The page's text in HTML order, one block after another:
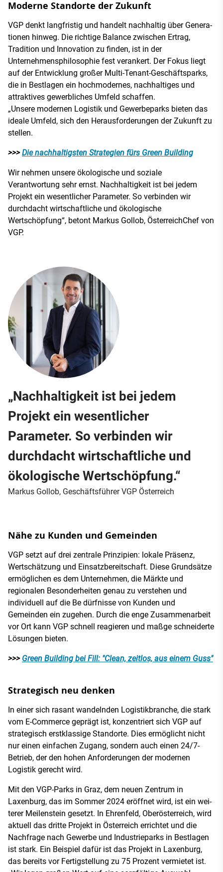
Moderne Standorte der Zukunft
VGP denkt langfristig und handelt nachhaltig über Genera­
tionen hinweg. Die richtige Balance zwischen Ertrag,
Tradition und Innovation zu finden, ist in der
Unternehmensphilosophie fest verankert. Der Fokus liegt
auf der Entwicklung großer Mul­ti­-Tenant­-Geschäftsparks,
die in Bestlagen ein hochmodernes, nachhaltiges und
attraktives gewerbliches Umfeld schaffen.
„Unsere modernen Logistik­ und Gewerbe­parks bieten das
ideale Umfeld, sich den Heraus­forderungen der Zukunft zu
stellen.
>>>Die nachhaltigsten Strategien fürs Green Building
Wir nehmen unsere ökologische und soziale
Verantwortung sehr ernst. Nachhaltigkeit ist bei jedem
Projekt ein wesentlicher Parameter. So verbinden wir
durchdacht wirtschaftliche und ökologische
Wertschöpfung“, betont Markus Gollob, Öster­reich­Chef von
VGP.
„Nachhaltigkeit ist bei jedem
Projekt ein wesentlicher
Parameter. So verbinden wir
durchdacht wirtschaftliche und
ökologische Wertschöpfung.“
Markus Gollob, Geschäftsführer VGP Österreich
Nähe zu Kunden und Gemeinden
VGP setzt auf drei zentrale Prinzipien: lokale Präsenz,
Wertschätzung und Einsatzbereitschaft. Diese Grundsätze
ermöglichen es dem Unternehmen, die Märkte und
regionalen Besonderheiten genau zu verstehen und
individuell auf die Be­ dürfnisse von Kunden und
Gemeinden ein­ zugehen. Durch die enge Zusammenarbeit
vor Ort kann VGP schnell reagieren und maßge­ schneiderte
Lösungen bieten.
>>> Green Building bei Fill: "Clean, zeitlos, aus einem Guss"
Strategisch neu denken
In einer sich rasant wandelnden Logistikbranche, die stark
vom E­-Commerce geprägt ist, kon­zentriert sich VGP auf
strategisch erst­klassige Standorte. Dies ermöglicht nicht
nur einen einfachen Zugang, sondern auch einen 24/7­-
Betrieb, der den hohen Anforderungen der modernen
Logistik gerecht wird.
Mit den VGP-­Parks in Graz, dem neuen Zentrum in
Laxenburg, das im Sommer 2024 eröffnet wird, ist ein wei­
terer Meilenstein gesetzt. In Ehrenfeld, Oberösterreich, wird
aktuell das dritte Projekt in Österreich errichtet und die
Nachfrage nach Gewerbe­ und Industrie­parks in Bestlagen
ist stark. Ein Beispiel dafür ist das Projekt in Laxenburg,
das bereits vor Fertigstellung zu 75 Prozent vermietet ist.